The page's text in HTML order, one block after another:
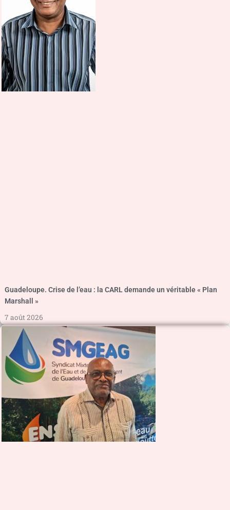
Guadeloupe. Crise de l’eau : la CARL demande un véritable « Plan
Marshall »
7 août 2026